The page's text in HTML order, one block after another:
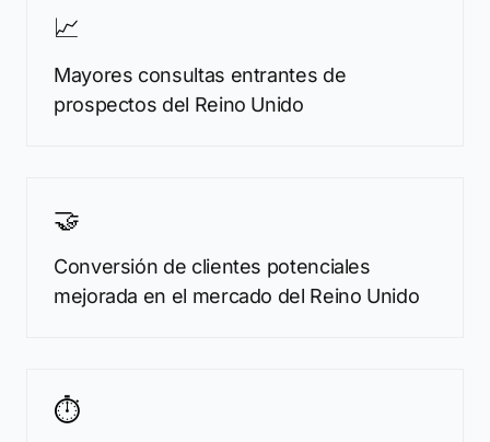
📈
Mayores consultas entrantes de
prospectos del Reino Unido
🤝
Conversión de clientes potenciales
mejorada en el mercado del Reino Unido
⏱️